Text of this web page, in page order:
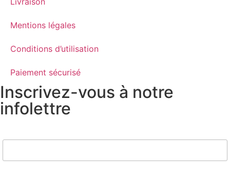
Mentions légales
Conditions d’utilisation
Paiement sécurisé
Inscrivez-vous à notre
infolettre